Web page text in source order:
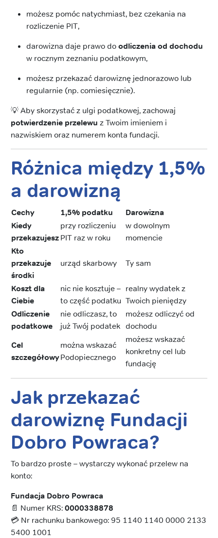
możesz pomóc natychmiast, bez czekania na
rozliczenie PIT,
darowizna daje prawo doodliczenia od dochodu
w rocznym zeznaniu podatkowym,
możesz przekazać darowiznę jednorazowo lub
regularnie (np. comiesięcznie).
💡 Aby skorzystać z ulgi podatkowej, zachowaj
potwierdzenie przelewu z Twoim imieniem i
nazwiskiem oraz numerem konta fundacji.
Różnica między 1,5%
a darowizną
Cechy 1,5% podatku
Darowizna
Kiedy
przekazujesz
przy rozliczeniu
PIT raz w roku
w dowolnym
momencie
Kto
przekazuje
środki
urząd skarbowy Ty sam
Koszt dla
Ciebie
nic nie kosztuje –
to część podatku
realny wydatek z
Twoich pieniędzy
Odliczenie
podatkowe
nie odliczasz, to
już Twój podatek
możesz odliczyć od
dochodu
Cel
szczegółowy
można wskazać
Podopiecznego
możesz wskazać
konkretny cel lub
fundację
Jak przekazać
darowiznę Fundacji
Dobro Powraca?
To bardzo proste – wystarczy wykonać przelew na
konto:
Fundacja Dobro Powraca
📄 Numer KRS:0000338878
💳 Nr rachunku bankowego: 95 1140 1140 0000 2133
5400 1001